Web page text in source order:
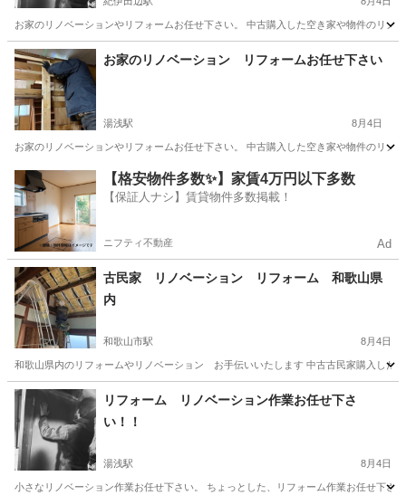
お家のリノベーションやリフォームお任せ下さい。 中古購入した空き家や物件のリ
和歌山 田辺市 紀伊田辺駅 リフォーム
お家のリノベーション リフォームお任せ下さい
湯浅駅 8月4日
お家のリノベーションやリフォームお任せ下さい。 中古購入した空き家や物件のリ
和歌山 湯浅駅 リフォーム 物件
【格安物件多数✨】家賃4万円以下多数
【保証人ナシ】賃貸物件多数掲載！
ニフティ不動産 Ad
古民家 リノベーション リフォーム 和歌山県
内
和歌山市駅 8月4日
和歌山県内のリフォームやリノベーション お手伝いいたします 中古古民家購入した
和歌山 和歌山市 和歌山市駅 リフォーム 無料
リフォーム リノベーション作業お任せ下さ
い！！
湯浅駅 8月4日
小さなリノベーション作業お任せ下さい。 ちょっとした、リフォーム作業お任せ下